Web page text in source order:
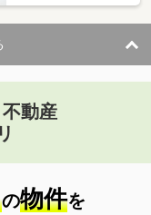
動産
の物件を